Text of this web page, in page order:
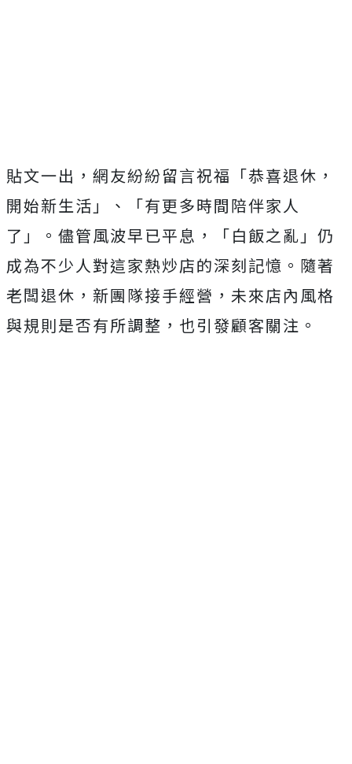
貼文一出，網友紛紛留言祝福「恭喜退休，
開始新生活」、「有更多時間陪伴家人
了」。儘管風波早已平息，「白飯之亂」仍
成為不少人對這家熱炒店的深刻記憶。隨著
老闆退休，新團隊接手經營，未來店內風格
與規則是否有所調整，也引發顧客關注。